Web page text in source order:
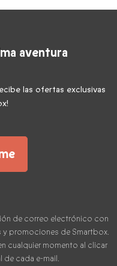
aventura
las ofertas exclusivas
de correo electrónico con
promociones de Smartbox.
cualquier momento al clicar
de cada e-mail.